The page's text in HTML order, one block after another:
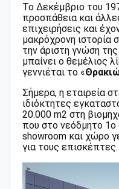
Το Δεκέμβριο του
προσπάθεια και
επιχειρήσεις και
μακρόχρονη ιστορία
την άριστη γνώση
μπαίνει ο θεμέλιος
γεννιέται το «
Σήμερα, η εταιρεία
ιδιόκτητες
20.000 m2 στη
που στο νεόδμητο
showroom και χώρο
για τους επισκέπτες.